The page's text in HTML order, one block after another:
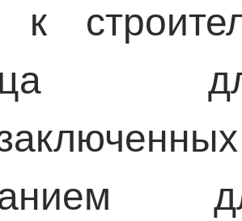
к